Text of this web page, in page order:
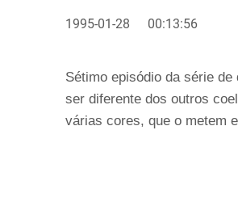
1995-01-28 00:13:56
Sétimo episódio da série
ser diferente dos outros
várias cores, que o metem